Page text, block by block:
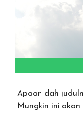
Apaan dah
Mungkin ini